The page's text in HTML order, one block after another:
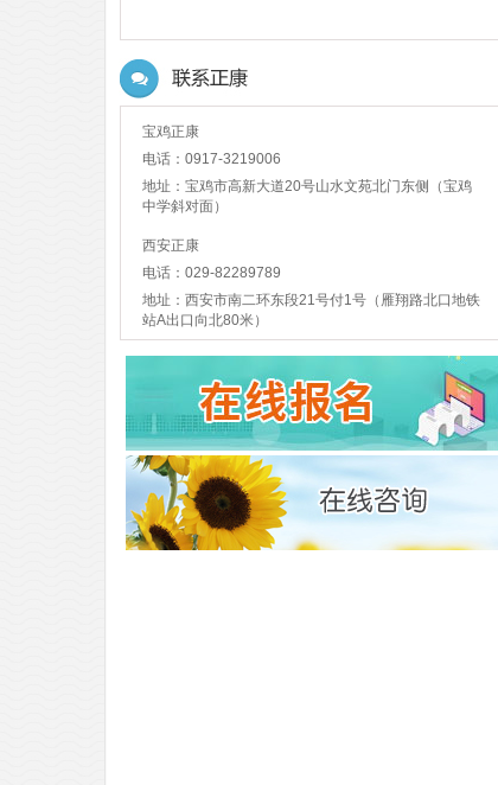
宝鸡正康
电话：0917-3219006
地址：宝鸡市高新大道20号山水文苑北门东侧（宝鸡
中学斜对面）
西安正康
电话：029-82289789
地址：西安市南二环东段21号付1号（雁翔路北口地铁
站A出口向北80米）